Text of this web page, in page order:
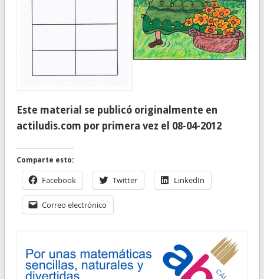
Este material se publicó originalmente en
actiludis.com por primera vez el 08-04-2012
Comparte esto:
Facebook Twitter LinkedIn
Correo electrónico